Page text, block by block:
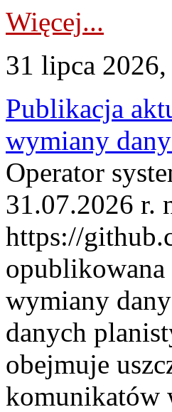
Więcej...
31 lipca
Publikacja
wymiany
Operator
31.07.2026 r.
https://
opublikowana
wymiany
danych
obejmuje
komunikatów